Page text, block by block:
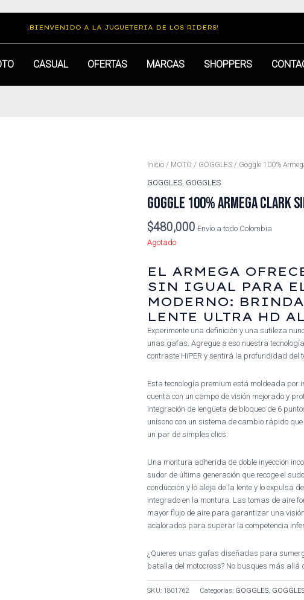
¡BIENVENIDO A LA JUGUETERIA DE LOS RIDERS!
CASUAL OFERTAS MARCAS SHOPPERS
Inicio / MOTO / GOGGLES / Goggle 100%
GOGGLES, GOGGLES
GOGGLE 100% ARMEGA CLARK
$480,000 Envío a todo Colombia
Agotado
EL ARMEGA
SIN IGUAL PARA
MODERNO:
LENTE ULTRA HD
Experimente una definición y una sutileza
unas gafas. Agregue a eso nuestra
contraste HiPER y sentirá la profundidad del
Esta tecnología premium está moldeada por
cuenta con un campo de visión mejorado y
integración de lengüeta de bloqueo de 6
unísono con un sistema de cambio rápido
un par de simples clics.
Una montura adherida de doble inyección
sudor de última generación que recoge el
conducción y lo aleja de la lente y lo expulsa
integrado en la montura. Las tomas de aire
mayor flujo de aire para garantizar una
acalorados para superar la competencia
¿Quieres unas gafas diseñadas para
batalla del motocross? No busques más allá
SKU: 1801762 Categorías: GOGGLES,